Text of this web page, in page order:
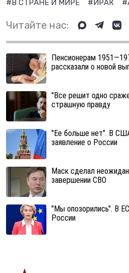
#В СТРАНЕ И МИРЕ #ИРАК
Читайте нас:
Пенсионерам
рассказали о новой
"Все решит одно
страшную правду
"Ее больше нет". В
заявление о России
Маск сделал
завершении СВО
"Мы опозорились". В
России